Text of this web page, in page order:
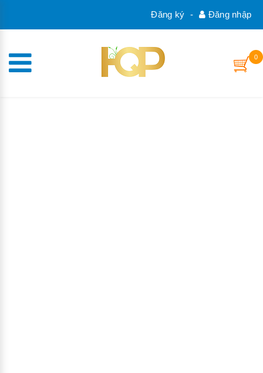
Đăng nhập
-
Đăng ký
0